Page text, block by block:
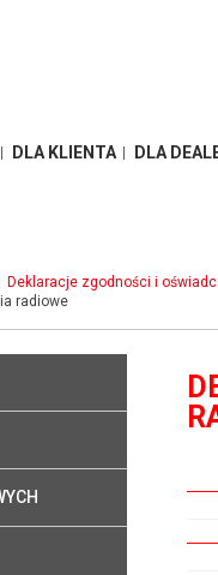
DLA KLIENTA DLA
Deklaracje zgodności i
radiowe